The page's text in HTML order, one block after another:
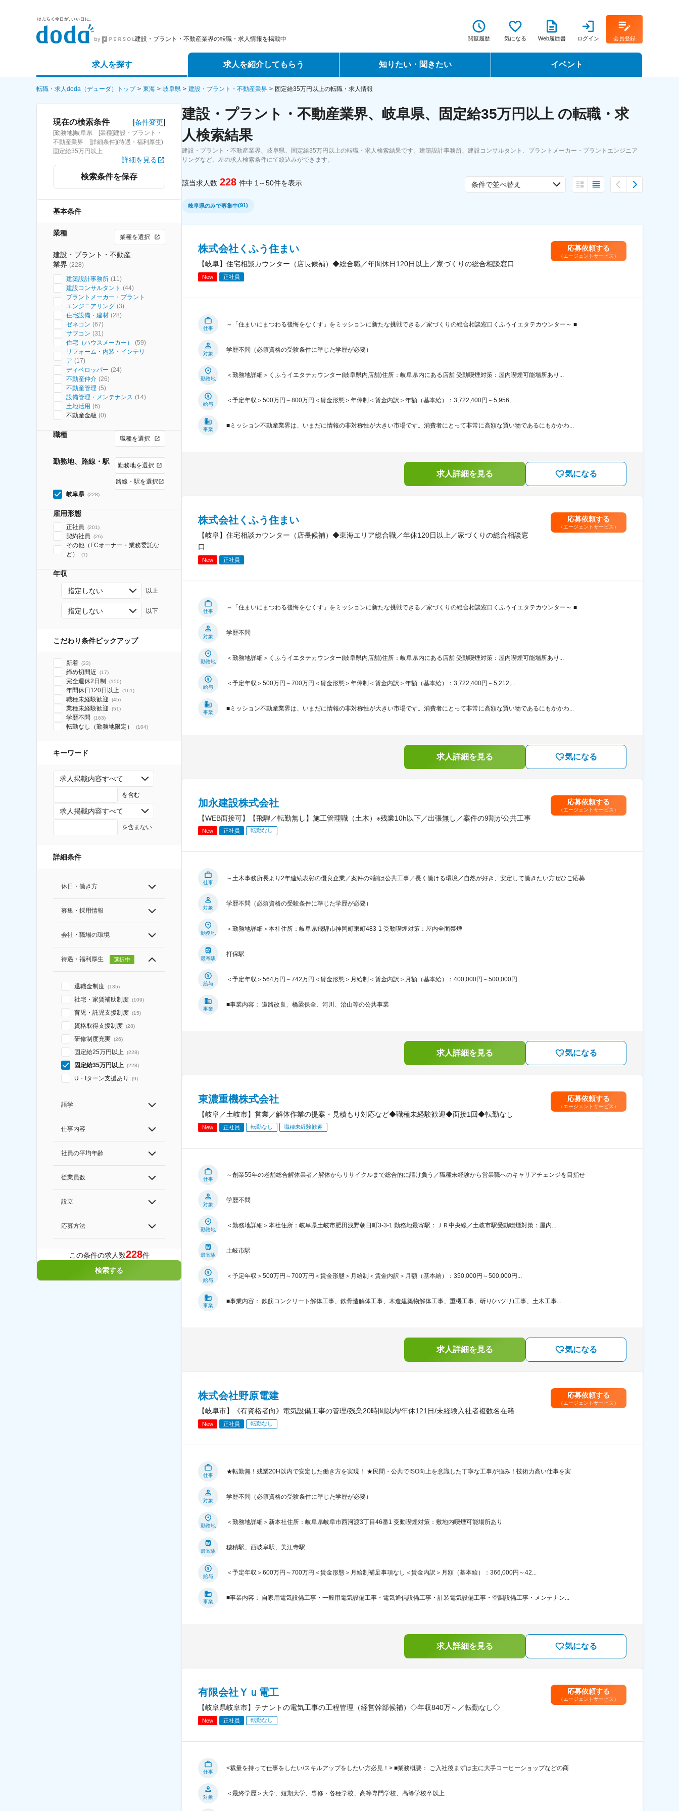
建設・プラント・不動産業界の転職・求人情報を掲載中 閲覧履歴 気になる Web履歴書 ログイン 会員登録
求人を探す
詳細条件から探す
求人特集から探す
求人を紹介してもらう
エージェントサービス
スカウトサービス
パートナーエージェントサービス
知りたい・聞きたい
転職ノウハウ
データで見る転職
イベント
転職フェア
転職・求人doda（デューダ）トップ 東海 岐阜県 建設・プラント・不動産業界 固定給35万円以上の転職・求人情報
現在の検索条件 [条件変更]
[勤務地]岐阜県 [業種]建設・プラント・
不動産業界 [詳細条件](待遇・福利厚生)
固定給35万円以上
詳細を見る
検索条件を保存
基本条件
業種 業種を選択
建設・プラント・不動産
業界 (228)
建築設計事務所 (11)
建設コンサルタント (44)
プラントメーカー・プラント
エンジニアリング (3)
住宅設備・建材 (28)
ゼネコン (67)
サブコン (31)
住宅（ハウスメーカー）
(59)
リフォーム・内装・インテリ
ア (17)
ディベロッパー (24)
不動産仲介 (26)
不動産管理 (5)
設備管理・メンテナンス (14)
土地活用 (6)
不動産金融 (0)
職種 職種を選択
勤務地、路線・駅 勤務地を選択
路線・駅を選択
岐阜県 (228)
雇用形態
正社員 (201)
契約社員 (26)
その他（FCオーナー・業務委託な
ど）
(1)
年収
指定しない 以上
指定しない 以下
こだわり条件ピックアップ
新着 (33)
締め切間近 (17)
完全週休2日制 (150)
年間休日120日以上 (161)
職種未経験歓迎 (45)
業種未経験歓迎 (51)
学歴不問 (163)
転勤なし（勤務地限定） (104)
キーワード
求人掲載内容すべて
を含む
求人掲載内容すべて
を含まない
詳細条件
休日・働き方
募集・採用情報
会社・職場の環境
待遇・福利厚生 選択中
退職金制度 (135)
社宅・家賃補助制度 (109)
育児・託児支援制度 (15)
資格取得支援制度 (28)
研修制度充実 (26)
固定給25万円以上 (228)
固定給35万円以上 (228)
U・Iターン支援あり (9)
語学
仕事内容
社員の平均年齢
従業員数
設立
応募方法
この条件の求人数228件
検索する
建設・プラント・不動産業界、岐阜県、固定給35万円以上 の転職・求
人検索結果
建設・プラント・不動産業界、岐阜県、固定給35万円以上の転職・求人検索結果です。建築設計事務所、建設コンサルタント、プラントメーカー・プラントエンジニア
リングなど、左の求人検索条件にて絞込みができます。
該当求人数 228 件中 1～50件を表示 条件で並べ替え
岐阜県のみで募集中(91)
株式会社くふう住まい
【岐阜】住宅相談カウンター（店長候補）◆総合職／年間休日120日以上／家づくりの総合相談窓口
New 正社員
応募依頼する
（エージェントサービス）
仕事
～「住まいにまつわる後悔をなくす」をミッションに新たな挑戦できる／家づくりの総合相談窓口くふうイエタテカウンター～ ■
対象
学歴不問（必須資格の受験条件に準じた学歴が必要）
勤務地
＜勤務地詳細＞くふうイエタテカウンター(岐阜県内店舗)住所：岐阜県内にある店舗 受動喫煙対策：屋内喫煙可能場所あり...
給与
＜予定年収＞500万円～800万円＜賃金形態＞年俸制＜賃金内訳＞年額（基本給）：3,722,400円～5,956,...
事業
■ミッション不動産業界は、いまだに情報の非対称性が大きい市場です。消費者にとって非常に高額な買い物であるにもかかわ...
求人詳細を見る 気になる
株式会社くふう住まい
【岐阜】住宅相談カウンター（店長候補）◆東海エリア総合職／年休120日以上／家づくりの総合相談窓
口
New 正社員
応募依頼する
（エージェントサービス）
仕事
～「住まいにまつわる後悔をなくす」をミッションに新たな挑戦できる／家づくりの総合相談窓口くふうイエタテカウンター～ ■
対象
学歴不問
勤務地
＜勤務地詳細＞くふうイエタテカウンター(岐阜県内店舗)住所：岐阜県内にある店舗 受動喫煙対策：屋内喫煙可能場所あり...
給与
＜予定年収＞500万円～700万円＜賃金形態＞年俸制＜賃金内訳＞年額（基本給）：3,722,400円～5,212,...
事業
■ミッション不動産業界は、いまだに情報の非対称性が大きい市場です。消費者にとって非常に高額な買い物であるにもかかわ...
求人詳細を見る 気になる
加永建設株式会社
【WEB面接可】【飛騨／転勤無し】施工管理職（土木）※残業10h以下／出張無し／案件の9割が公共工事
New 正社員 転勤なし
応募依頼する
（エージェントサービス）
仕事
～土木事務所長より2年連続表彰の優良企業／案件の9割は公共工事／長く働ける環境／自然が好き、安定して働きたい方ぜひご応募
対象
学歴不問（必須資格の受験条件に準じた学歴が必要）
勤務地
＜勤務地詳細＞本社住所：岐阜県飛騨市神岡町東町483-1 受動喫煙対策：屋内全面禁煙
最寄駅
打保駅
給与
＜予定年収＞564万円～742万円＜賃金形態＞月給制＜賃金内訳＞月額（基本給）：400,000円～500,000円...
事業
■事業内容： 道路改良、橋梁保全、河川、治山等の公共事業
求人詳細を見る 気になる
東濃重機株式会社
【岐阜／土岐市】営業／解体作業の提案・見積もり対応など◆職種未経験歓迎◆面接1回◆転勤なし
New 正社員 転勤なし 職種未経験歓迎
応募依頼する
（エージェントサービス）
仕事
～創業55年の老舗総合解体業者／解体からリサイクルまで総合的に請け負う／職種未経験から営業職へのキャリアチェンジを目指せ
対象
学歴不問
勤務地
＜勤務地詳細＞本社住所：岐阜県土岐市肥田浅野朝日町3-3-1 勤務地最寄駅：ＪＲ中央線／土岐市駅受動喫煙対策：屋内...
最寄駅
土岐市駅
給与
＜予定年収＞500万円～700万円＜賃金形態＞月給制＜賃金内訳＞月額（基本給）：350,000円～500,000円...
事業
■事業内容： 鉄筋コンクリート解体工事、鉄骨造解体工事、木造建築物解体工事、重機工事、斫り(ハツリ)工事、土木工事...
求人詳細を見る 気になる
株式会社野原電建
【岐阜市】《有資格者向》電気設備工事の管理/残業20時間以内/年休121日/未経験入社者複数名在籍
New 正社員 転勤なし
応募依頼する
（エージェントサービス）
仕事
★転勤無！残業20H以内で安定した働き方を実現！ ★民間・公共でISO向上を意識した丁寧な工事が強み！技術力高い仕事を実
対象
学歴不問（必須資格の受験条件に準じた学歴が必要）
勤務地
＜勤務地詳細＞新本社住所：岐阜県岐阜市西河渡3丁目46番1 受動喫煙対策：敷地内喫煙可能場所あり
最寄駅
穂積駅、西岐阜駅、美江寺駅
給与
＜予定年収＞600万円～700万円＜賃金形態＞月給制補足事項なし＜賃金内訳＞月額（基本給）：366,000円～42...
事業
■事業内容： 自家用電気設備工事・一般用電気設備工事・電気通信設備工事・計装電気設備工事・空調設備工事・メンテナン...
求人詳細を見る 気になる
有限会社Ｙｕ電工
【岐阜県岐阜市】テナントの電気工事の工程管理（経営幹部候補）◇年収840万～／転勤なし◇
New 正社員 転勤なし
応募依頼する
（エージェントサービス）
仕事
<裁量を持って仕事をしたい/スキルアップをしたい方必見！> ■業務概要： ご入社後まずは主に大手コーヒーショップなどの商
対象
＜最終学歴＞大学、短期大学、専修・各種学校、高等専門学校、高等学校卒以上